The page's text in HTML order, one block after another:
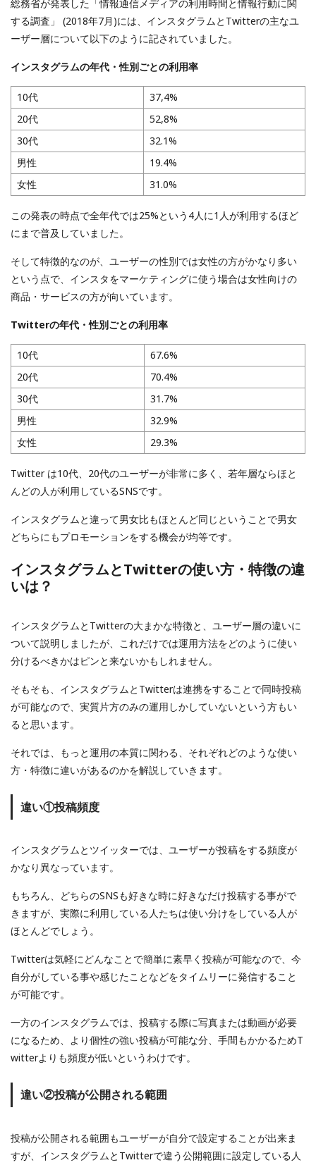
総務省が発表した「情報通信メディアの利用時間と情報行動に関
する調査」 (2018年7月)には、インスタグラムとTwitterの主なユ
ーザー層について以下のように記されていました。
インスタグラムの年代・性別ごとの利用率
10代
37,4%
20代
52,8%
30代
32.1%
男性
19.4%
女性
31.0%
この発表の時点で全年代では25%という4人に1人が利用するほど
にまで普及していました。
そして特徴的なのが、ユーザーの性別では女性の方がかなり多い
という点で、インスタをマーケティングに使う場合は女性向けの
商品・サービスの方が向いています。
Twitterの年代・性別ごとの利用率
10代
67.6%
20代
70.4%
30代
31.7%
男性
32.9%
女性
29.3%
Twitter は10代、20代のユーザーが非常に多く、若年層ならほと
んどの人が利用しているSNSです。
インスタグラムと違って男女比もほとんど同じということで男女
どちらにもプロモーションをする機会が均等です。
インスタグラムとTwitterの使い方・特徴の違
いは？
インスタグラムとTwitterの大まかな特徴と、ユーザー層の違いに
ついて説明しましたが、これだけでは運用方法をどのように使い
分けるべきかはピンと来ないかもしれません。
そもそも、インスタグラムとTwitterは連携をすることで同時投稿
が可能なので、実質片方のみの運用しかしていないという方もい
ると思います。
それでは、もっと運用の本質に関わる、それぞれどのような使い
方・特徴に違いがあるのかを解説していきます。
違い①投稿頻度
インスタグラムとツイッターでは、ユーザーが投稿をする頻度が
かなり異なっています。
もちろん、どちらのSNSも好きな時に好きなだけ投稿する事がで
きますが、実際に利用している人たちは使い分けをしている人が
ほとんどでしょう。
Twitterは気軽にどんなことで簡単に素早く投稿が可能なので、今
自分がしている事や感じたことなどをタイムリーに発信すること
が可能です。
一方のインスタグラムでは、投稿する際に写真または動画が必要
になるため、より個性の強い投稿が可能な分、手間もかかるためT
witterよりも頻度が低いというわけです。
違い②投稿が公開される範囲
投稿が公開される範囲もユーザーが自分で設定することが出来ま
すが、インスタグラムとTwitterで違う公開範囲に設定している人